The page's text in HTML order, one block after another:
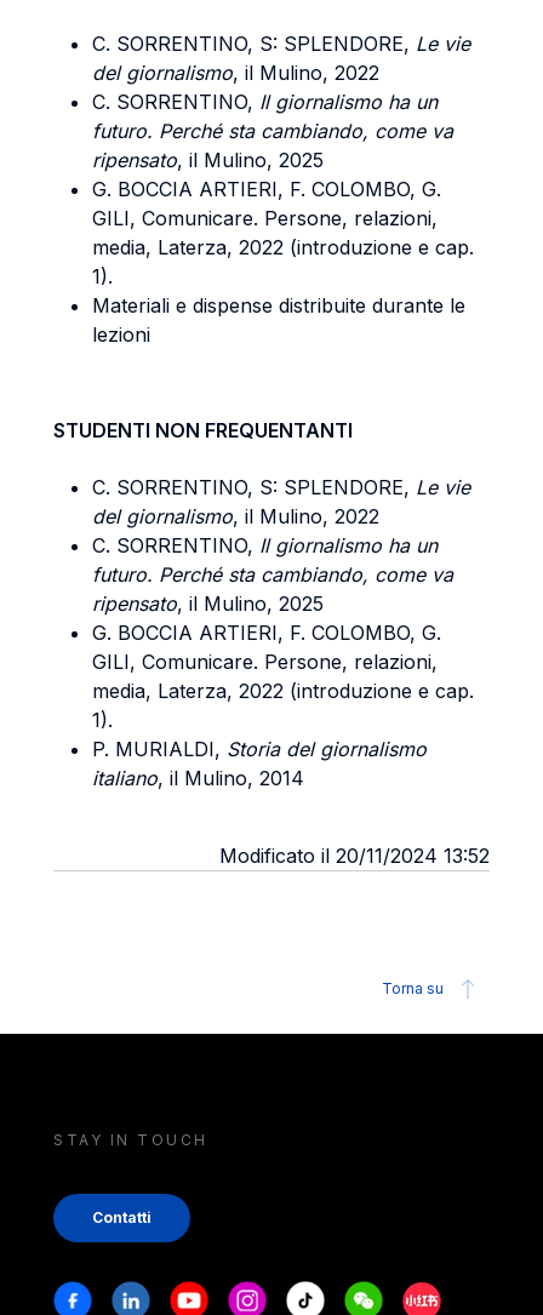
C. SORRENTINO, S: SPLENDORE, Le vie
del giornalismo, il Mulino, 2022
C. SORRENTINO, Il giornalismo ha un
futuro. Perché sta cambiando, come va
ripensato, il Mulino, 2025
G. BOCCIA ARTIERI, F. COLOMBO, G.
GILI, Comunicare. Persone, relazioni,
media, Laterza, 2022 (introduzione e cap.
1).
Materiali e dispense distribuite durante le
lezioni
STUDENTI NON FREQUENTANTI
C. SORRENTINO, S: SPLENDORE, Le vie
del giornalismo, il Mulino, 2022
C. SORRENTINO, Il giornalismo ha un
futuro. Perché sta cambiando, come va
ripensato, il Mulino, 2025
G. BOCCIA ARTIERI, F. COLOMBO, G.
GILI, Comunicare. Persone, relazioni,
media, Laterza, 2022 (introduzione e cap.
1).
P. MURIALDI, Storia del giornalismo
italiano, il Mulino, 2014
Modificato il 20/11/2024 13:52
Torna su
STAY IN TOUCH
Contatti
Stay in touch
FacebookLinkedinYoutubeInstagram
Tiktok WeechatXiaohongshu/